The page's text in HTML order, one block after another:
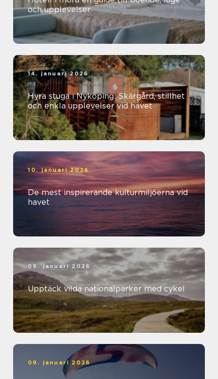
och upplevelser
14. januari 2026
Hyra stuga i Nyköping: Skärgård, stillhet
och enkla upplevelser vid havet
10. januari 2026
De mest inspirerande kulturmiljöerna vid
havet
09. januari 2026
Upptäck vilda nationalparker med cykel
09. januari 2026